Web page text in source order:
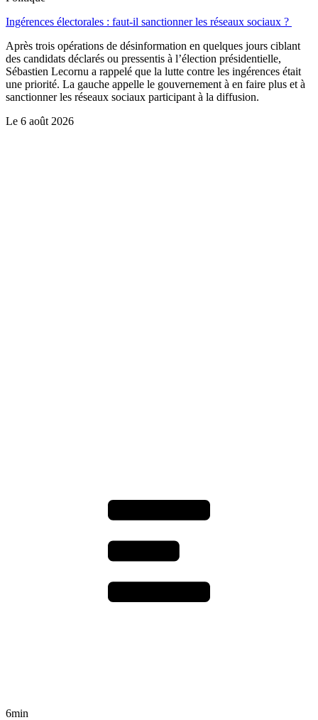
Ingérences électorales : faut-il sanctionner les réseaux sociaux ?
Après trois opérations de désinformation en quelques jours ciblant
des candidats déclarés ou pressentis à l’élection présidentielle,
Sébastien Lecornu a rappelé que la lutte contre les ingérences était
une priorité. La gauche appelle le gouvernement à en faire plus et à
sanctionner les réseaux sociaux participant à la diffusion.
Le 6 août 2026
6min